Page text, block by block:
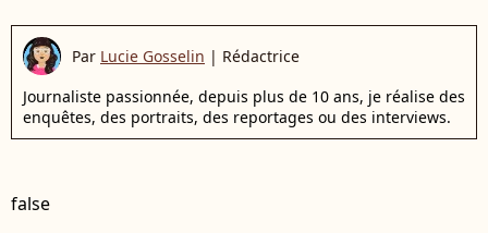
Par Lucie Gosselin | Rédactrice
Journaliste passionnée, depuis plus de 10 ans, je réalise des
enquêtes, des portraits, des reportages ou des interviews.
false